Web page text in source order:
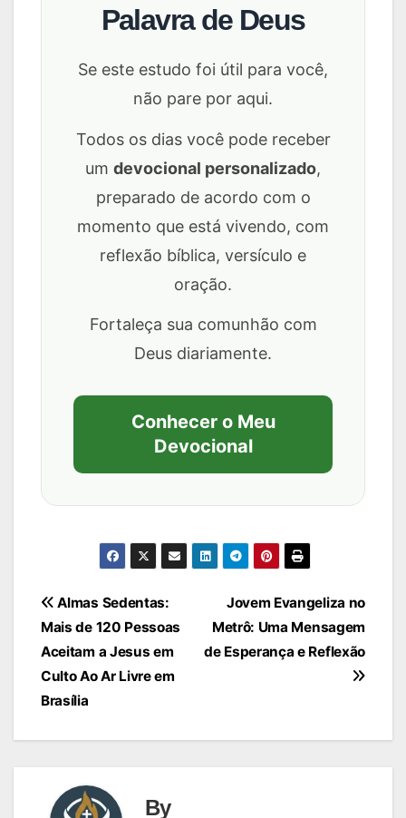
Palavra de Deus
Se este estudo foi útil para você,
não pare por aqui.
Todos os dias você pode receber
um devocional personalizado,
preparado de acordo com o
momento que está vivendo, com
reflexão bíblica, versículo e
oração.
Fortaleça sua comunhão com
Deus diariamente.
Conhecer o Meu
Devocional
Navegação
de
Post
Jovem Evangeliza no
Metrô: Uma Mensagem
de Esperança e Reflexão
Almas Sedentas:
Mais de 120 Pessoas
Aceitam a Jesus em
Culto Ao Ar Livre em
Brasília
By